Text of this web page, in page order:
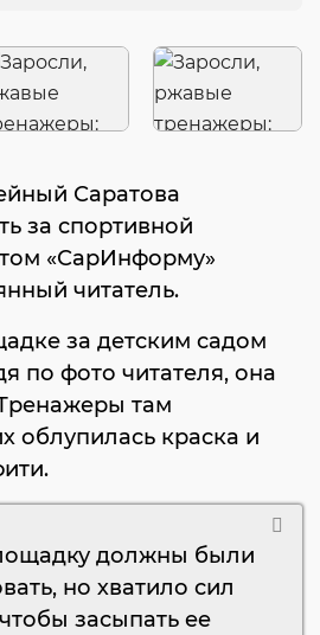
Саратова
за спортивной
«СарИнформу»
читатель.
за детским садом
по фото читателя, она
там
облупилась краска и
должны были
но хватило сил
засыпать ее